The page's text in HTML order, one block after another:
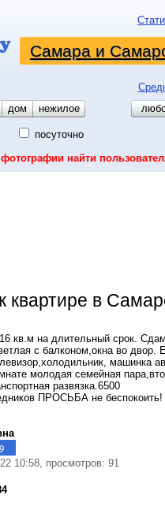
Самара и
дом гараж
участок
нежилое
посуточно
найти
квартире в
кв.м на длительный срок.
с балконом,окна во двор.
машинка
молодая семейная
развязка.6500
ПРОСЬБА не беспокоить!
10:58, просмотров: 91